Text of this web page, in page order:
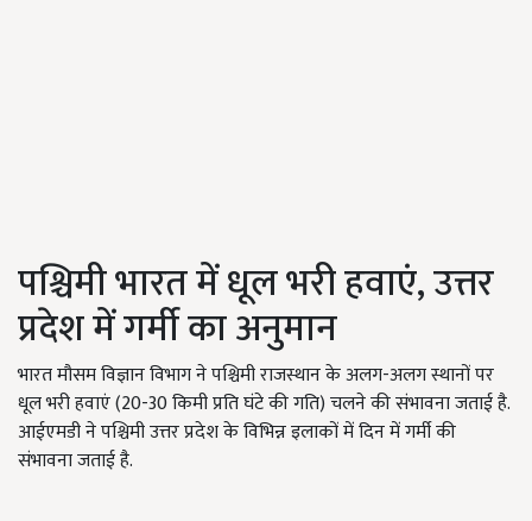
पश्चिमी भारत में धूल भरी हवाएं, उत्तर
प्रदेश में गर्मी का अनुमान
भारत मौसम विज्ञान विभाग ने पश्चिमी राजस्थान के अलग-अलग स्थानों पर
धूल भरी हवाएं (20-30 किमी प्रति घंटे की गति) चलने की संभावना जताई है.
आईएमडी ने पश्चिमी उत्तर प्रदेश के विभिन्न इलाकों में दिन में गर्मी की
संभावना जताई है.